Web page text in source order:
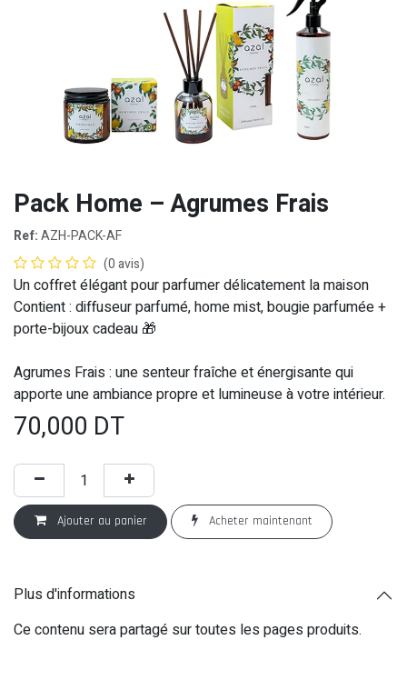
Pack Home – Agrumes Frais
Ref:AZH-PACK-AF
(0 avis)
Un coffret élégant pour parfumer délicatement la maison
Contient : diffuseur parfumé, home mist, bougie parfumée +
porte-bijoux cadeau 🎁
Agrumes Frais : une senteur fraîche et énergisante qui
apporte une ambiance propre et lumineuse à votre intérieur.
70,000 DT
Ajouter au panier Acheter maintenant
Plus d'informations
Ce contenu sera partagé sur toutes les pages produits.